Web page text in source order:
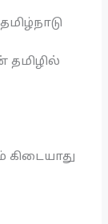
தமிழில்
கிடையாது